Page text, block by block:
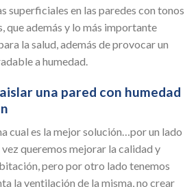
superficiales en las paredes con tonos
que además y lo más importante
la salud, además de provocar un
a humedad.
una pared con humedad
cual es la mejor solución…por un lado
queremos mejorar la calidad y
pero por otro lado tenemos
la ventilación de la misma, no crear